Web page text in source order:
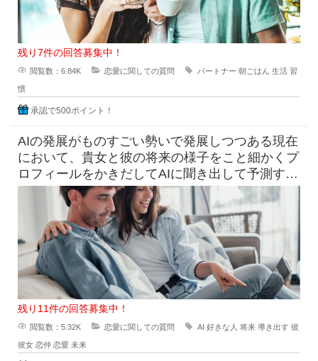
残り7件の回答募集中！
閲覧数：6.84K 恋愛に関しての質問 パートナー 朝ごはん 生活 習
慣
承認で500ポイント！
AIの発展がものすごい勢いで発展しつつある現在
において、貴女と彼の将来の様子をこと細かくプ
ロフィールをかきだしてAIに聞き出して予測すら
できる時代になっています
残り11件の回答募集中！
閲覧数：5.32K 恋愛に関しての質問 AI 好きな人 将来 導き出す 彼
彼女 恋仲 恋愛 未来